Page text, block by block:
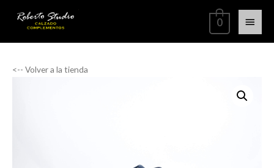
0
<-- Volver a la tienda